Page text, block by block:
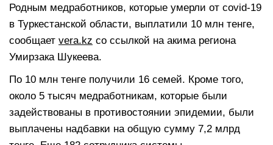
Родным медработников, которые умерли от covid-19
в Туркестанской области, выплатили 10 млн тенге,
сообщает vera.kz со ссылкой на акима региона
Умирзака Шукеева.
По 10 млн тенге получили 16 семей. Кроме того,
около 5 тысяч медработникам, которые были
задействованы в противостоянии эпидемии, были
выплачены надбавки на общую сумму 7,2 млрд